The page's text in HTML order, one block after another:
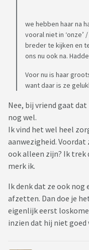
we hebben haar na
vooral niet in ‘onze’
breder te kijken en
ons nu ook na.
Voor nu is haar
want daar is ze
Nee, bij vriend gaat
nog wel.
Ik vind het wel heel
aanwezigheid.
ook alleen zijn? Ik
merk ik.
Ik denk dat ze ook nog
afzetten. Dan doe je
eigenlijk eerst
inzien dat hij niet goed